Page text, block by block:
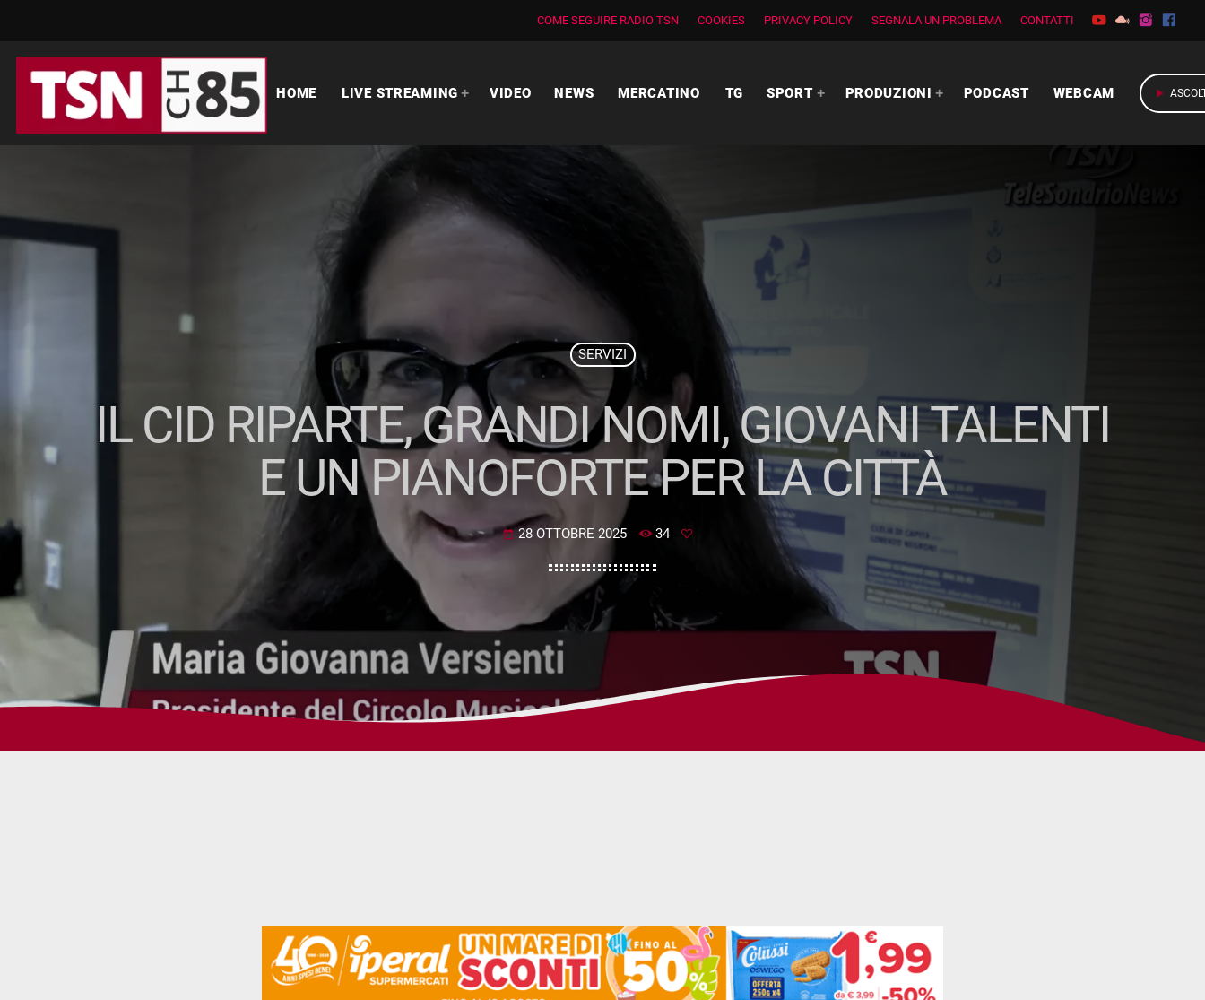
COME SEGUIRE RADIO TSN COOKIES PRIVACY POLICY SEGNALA UN PROBLEMA CONTATTI
HOME LIVE STREAMING VIDEO NEWS MERCATINO TG SPORT PRODUZIONI PODCAST WEBCAM play_arrow
SERVIZI
IL CID RIPARTE, GRANDI NOMI, GIOVANI TALENTI
E UN PIANOFORTE PER LA CITTÀ
today 28 OTTOBRE 2025 34